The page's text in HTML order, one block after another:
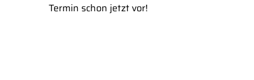
Termin schon jetzt vor!